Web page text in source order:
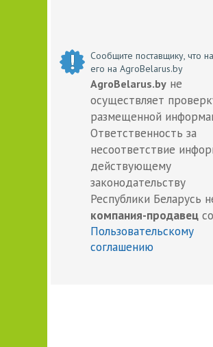
Сообщите поставщику, что
его на AgroBelarus.by
AgroBelarus.by не
осуществляет
размещенной
Ответственность за
несоответствие
действующему
законодательству
Республики Беларусь
компания-продавец
Пользовательскому
соглашению